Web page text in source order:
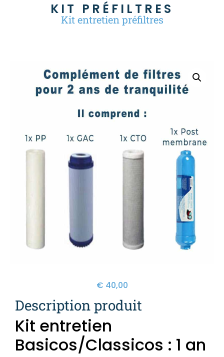
KIT PRÉFILTRES
Kit entretien préfiltres
€ 40,00
Description produit
Kit entretien
Basicos/Classicos : 1 an